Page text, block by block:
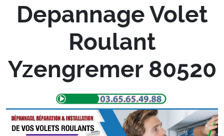
Depannage Volet
Roulant
Yzengremer 80520